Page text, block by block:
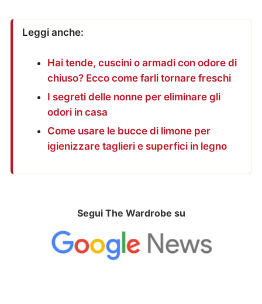
Leggi anche:
Hai tende, cuscini o armadi con odore di
chiuso? Ecco come farli tornare freschi
I segreti delle nonne per eliminare gli
odori in casa
Come usare le bucce di limone per
igienizzare taglieri e superfici in legno
Segui The Wardrobe su